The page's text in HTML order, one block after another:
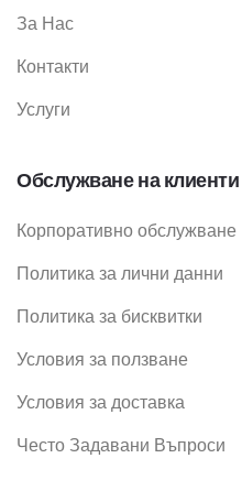
За Нас
Контакти
Услуги
Обслужване на клиенти
Корпоративно обслужване
Политика за лични данни
Политика за бисквитки
Условия за ползване
Условия за доставка
Често Задавани Въпроси